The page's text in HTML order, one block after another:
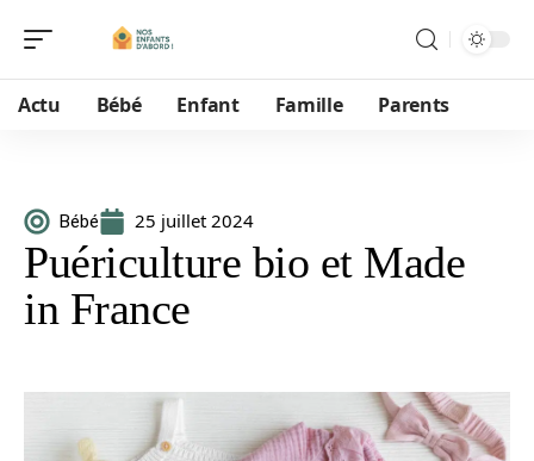
Actu Bébé Enfant Famille Parents
Bébé 25 juillet 2024
Puériculture bio et Made
in France